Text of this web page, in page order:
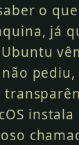
o
já
instala